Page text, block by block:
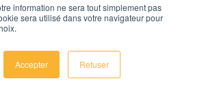
information ne sera tout simplement pas
sera utilisé dans votre navigateur pour
Accepter Refuser